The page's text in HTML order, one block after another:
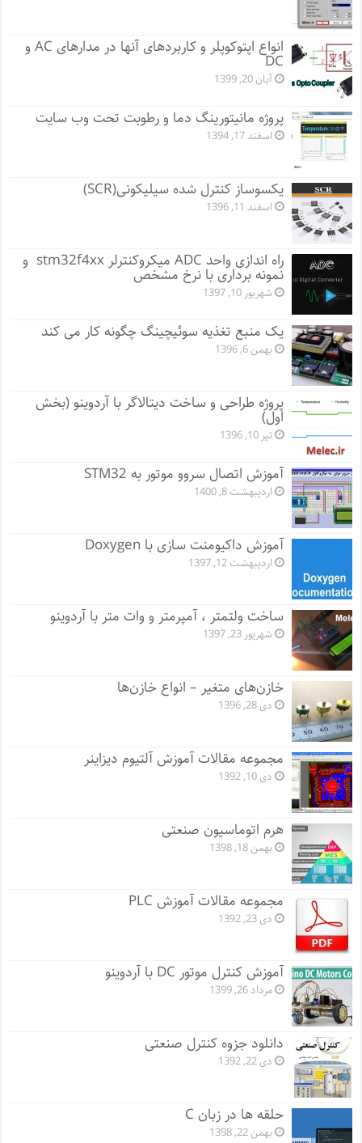
انواع اپتوکوپلر و کاربردهای آنها در مدارهای AC و
DC
آبان 20, 1399
پروژه مانيتورينگ دما و رطوبت تحت وب سایت
اسفند 17, 1394
یکسوساز کنترل شده سیلیکونی(SCR)
اسفند 11, 1396
راه اندازی واحد ADC میکروکنترلر stm32f4xx و
نمونه برداری با نرخ مشخص
شهریور 10, 1397
یک منبع تغذیه سوئیچینگ چگونه کار می کند
بهمن 6, 1396
پروژه طراحی و ساخت دیتالاگر با آردوینو (بخش
اول)
تیر 10, 1396
آموزش اتصال سروو موتور به STM32
اردیبهشت 8, 1400
آموزش داکیومنت سازی با Doxygen
اردیبهشت 12, 1397
ساخت ولتمتر ، آمپرمتر و وات متر با آردوینو
شهریور 23, 1397
خازن‌های متغیر – انواع خازن‌ها
دی 28, 1396
مجموعه مقالات آموزش آلتیوم دیزاینر
دی 10, 1392
هرم اتوماسیون صنعتی
بهمن 18, 1398
مجموعه مقالات آموزش PLC
دی 23, 1392
آموزش کنترل موتور DC با آردوینو
مرداد 26, 1399
دانلود جزوه کنترل صنعتی
دی 22, 1392
حلقه ها در زبان C
بهمن 22, 1398